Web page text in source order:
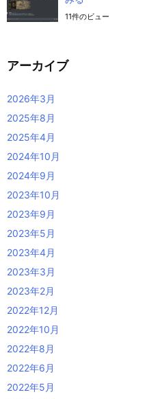
11件のビュー
アーカイブ
2026年3月
2025年8月
2025年4月
2024年10月
2024年9月
2023年10月
2023年9月
2023年5月
2023年4月
2023年3月
2023年2月
2022年12月
2022年10月
2022年8月
2022年6月
2022年5月